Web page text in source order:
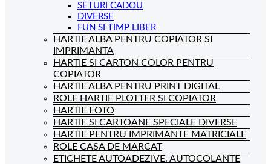
SETURI CADOU
DIVERSE
FUN SI TIMP LIBER
HARTIE ALBA PENTRU COPIATOR SI
IMPRIMANTA
HARTIE SI CARTON COLOR PENTRU
COPIATOR
HARTIE ALBA PENTRU PRINT DIGITAL
ROLE HARTIE PLOTTER SI COPIATOR
HARTIE FOTO
HARTIE SI CARTOANE SPECIALE DIVERSE
HARTIE PENTRU IMPRIMANTE MATRICIALE
ROLE CASA DE MARCAT
ETICHETE AUTOADEZIVE. AUTOCOLANTE